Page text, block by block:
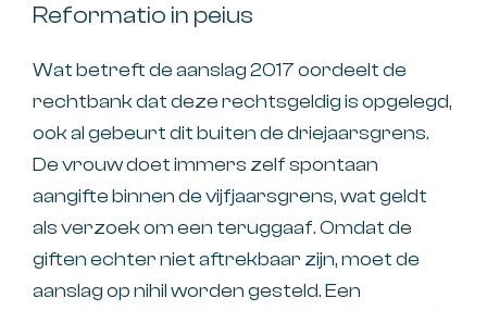
Reformatio in peius
Wat betreft de aanslag 2017 oordeelt de
rechtbank dat deze rechtsgeldig is opgelegd,
ook al gebeurt dit buiten de driejaarsgrens.
De vrouw doet immers zelf spontaan
aangifte binnen de vijfjaarsgrens, wat geldt
als verzoek om een teruggaaf. Omdat de
giften echter niet aftrekbaar zijn, moet de
aanslag op nihil worden gesteld. Een